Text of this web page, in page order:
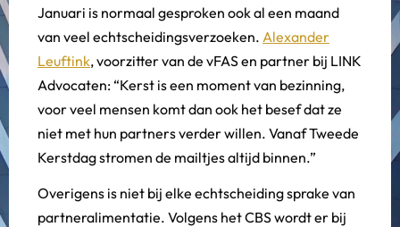
Januari is normaal gesproken ook al een maand
van veel echtscheidingsverzoeken. Alexander
Leuftink, voorzitter van de vFAS en partner bij LINK
Advocaten: “Kerst is een moment van bezinning,
voor veel mensen komt dan ook het besef dat ze
niet met hun partners verder willen. Vanaf Tweede
Kerstdag stromen de mailtjes altijd binnen.”
Overigens is niet bij elke echtscheiding sprake van
partneralimentatie. Volgens het CBS wordt er bij